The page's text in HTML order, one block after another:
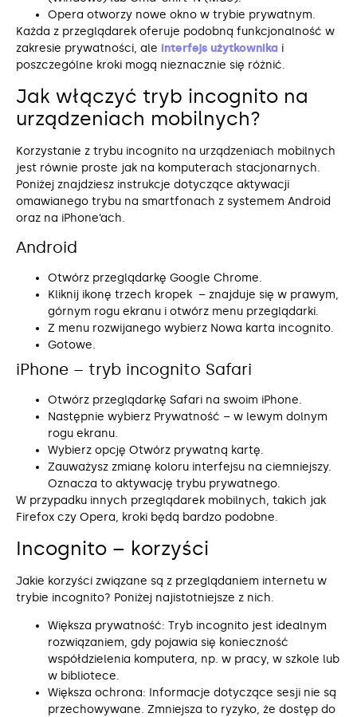
Opera otworzy nowe okno w trybie prywatnym.
Każda z przeglądarek oferuje podobną funkcjonalność w
zakresie prywatności, ale interfejs użytkownika i
poszczególne kroki mogą nieznacznie się różnić.
Jak włączyć tryb incognito na
urządzeniach mobilnych?
Korzystanie z trybu incognito na urządzeniach mobilnych
jest równie proste jak na komputerach stacjonarnych.
Poniżej znajdziesz instrukcje dotyczące aktywacji
omawianego trybu na smartfonach z systemem Android
oraz na iPhone’ach.
Android
Otwórz przeglądarkę Google Chrome.
Kliknij ikonę trzech kropek – znajduje się w prawym,
górnym rogu ekranu i otwórz menu przeglądarki.
Z menu rozwijanego wybierz Nowa karta incognito.
Gotowe.
iPhone – tryb incognito Safari
Otwórz przeglądarkę Safari na swoim iPhone.
Następnie wybierz Prywatność – w lewym dolnym
rogu ekranu.
Wybierz opcję Otwórz prywatną kartę.
Zauważysz zmianę koloru interfejsu na ciemniejszy.
Oznacza to aktywację trybu prywatnego.
W przypadku innych przeglądarek mobilnych, takich jak
Firefox czy Opera, kroki będą bardzo podobne.
Incognito – korzyści
Jakie korzyści związane są z przeglądaniem internetu w
trybie incognito? Poniżej najistotniejsze z nich.
Większa prywatność: Tryb incognito jest idealnym
rozwiązaniem, gdy pojawia się konieczność
współdzielenia komputera, np. w pracy, w szkole lub
w bibliotece.
Większa ochrona: Informacje dotyczące sesji nie są
przechowywane. Zmniejsza to ryzyko, że dostęp do